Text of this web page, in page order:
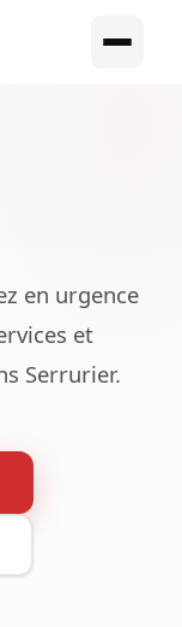
en urgence
et
Serrurier.